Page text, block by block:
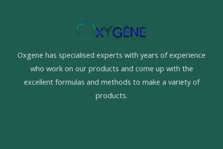
Oxgene has specialised experts with years of experience
who work on our products and come up with the
excellent formulas and methods to make a variety of
products.